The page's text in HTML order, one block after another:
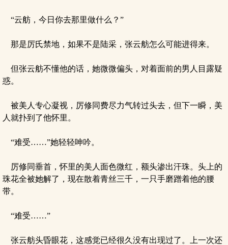
“云舫，今日你去那里做什么？”
那是厉氏禁地，如果不是陆采，张云舫怎么可能进得来。
但张云舫不懂他的话，她微微偏头，对着面前的男人目露疑
惑。
被美人专心凝视，厉修同费尽力气转过头去，但下一瞬，美
人就扑到了他怀里。
“难受……”她轻轻呻吟。
厉修同垂首，怀里的美人面色微红，额头渗出汗珠。头上的
珠花全被她解了，现在散着青丝三千，一只手磨蹭着他的腰
带。
“难受……”
张云舫头昏眼花，这感觉已经很久没有出现过了。上一次还